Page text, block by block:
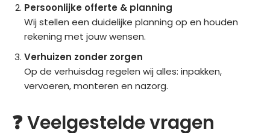
nthui
Persoonlijke offerte & planning
Wij stellen een duidelijke planning op en houden
rekening met jouw wensen.
Verhuizen zonder zorgen
Op de verhuisdag regelen wij alles: inpakken,
vervoeren, monteren en nazorg.
❓ Veelgestelde vragen